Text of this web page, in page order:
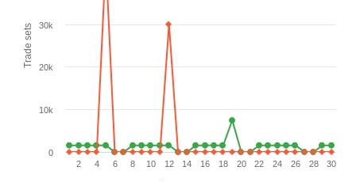
Trade sets
2 4 6 8 10 12 14 16 18 20 22 24 26 28 30
0
10k
20k
30k